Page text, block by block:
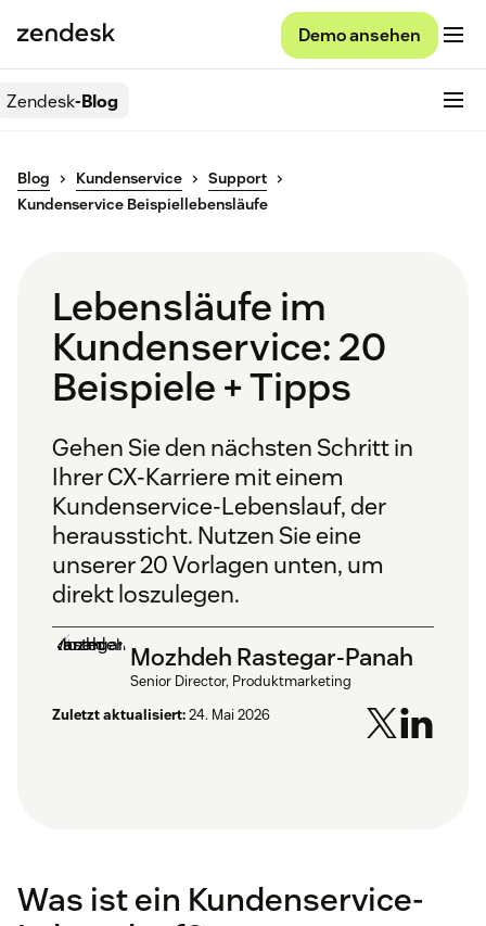
Demo ansehen
Zendesk-Blog
Blog Kundenservice
Support
Kundenservice Beispiellebensläufe
Lebensläufe im
Kundenservice: 20
Beispiele + Tipps
Gehen Sie den nächsten Schritt in
Ihrer CX-Karriere mit einem
Kundenservice-Lebenslauf, der
heraussticht. Nutzen Sie eine
unserer 20 Vorlagen unten, um
direkt loszulegen.
Mozhdeh Rastegar-Panah
Senior Director, Produktmarketing
Zuletzt aktualisiert:24. Mai 2026
Was ist ein Kundenservice-